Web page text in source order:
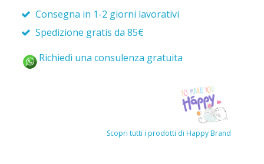
Consegna in 1-2 giorni lavorativi
Spedizione gratis da 85€
Richiedi una consulenza gratuita
Scopri tutti i prodotti di Happy Brand